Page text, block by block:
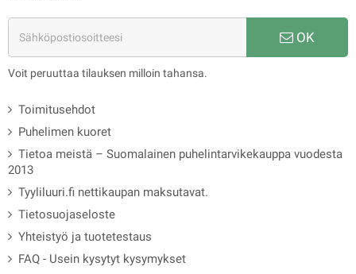
OK
Voit peruuttaa tilauksen milloin tahansa.
Toimitusehdot
Puhelimen kuoret
Tietoa meistä – Suomalainen puhelintarvikekauppa vuodesta
2013
Tyyliluuri.fi nettikaupan maksutavat.
Tietosuojaseloste
Yhteistyö ja tuotetestaus
FAQ - Usein kysytyt kysymykset